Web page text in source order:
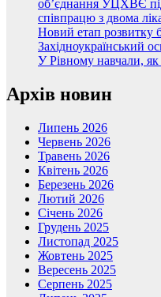
об’єднання УЦХВЄ
співпрацю з двома
Новий етап розвитку
Західноукраїнський
У Рівному навчали,
Архів новин
Липень 2026
Червень 2026
Травень 2026
Квітень 2026
Березень 2026
Лютий 2026
Січень 2026
Грудень 2025
Листопад 2025
Жовтень 2025
Вересень 2025
Серпень 2025